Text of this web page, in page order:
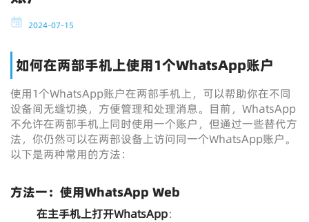
2024-07-15
如何在两部手机上使用1个WhatsApp账户
使用1个WhatsApp账户在两部手机上，可以帮助你在不同
设备间无缝切换，方便管理和处理消息。目前，WhatsApp
不允许在两部手机上同时使用一个账户，但通过一些替代方
法，你仍然可以在两部设备上访问同一个WhatsApp账户。
以下是两种常用的方法：
方法一：使用WhatsApp Web
在主手机上打开WhatsApp：